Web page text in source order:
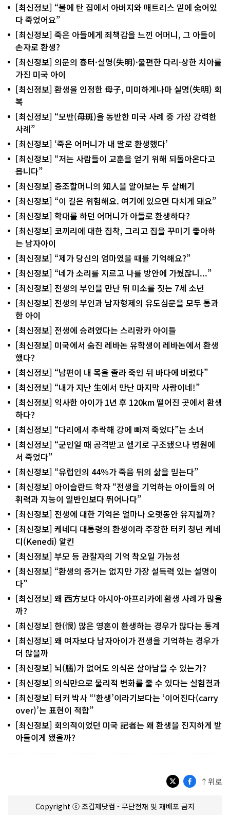
[최신정보] “불에 탄 집에서 아버지와 매트리스 밑에 숨어있
다 죽었어요”
[최신정보] 죽은 아들에게 죄책감을 느낀 어머니, 그 아들이
손자로 환생?
[최신정보] 의문의 흉터·실명(失明)·불편한 다리·상한 치아를
가진 미국 아이
[최신정보] 환생을 인정한 母子, 미미하게나마 실명(失明) 회
복
[최신정보] “모반(母斑)을 동반한 미국 사례 중 가장 강력한
사례”
[최신정보] ‘죽은 어머니가 내 딸로 환생했다’
[최신정보] “저는 사람들이 교훈을 얻기 위해 되돌아온다고
봅니다”
[최신정보] 증조할머니의 知人을 알아보는 두 살배기
[최신정보] “이 길은 위험해요. 여기에 있으면 다치게 돼요”
[최신정보] 학대를 하던 어머니가 아들로 환생하다?
[최신정보] 코끼리에 대한 집착, 그리고 집을 꾸미기 좋아하
는 남자아이
[최신정보] “제가 당신의 엄마였을 때를 기억해요?”
[최신정보] “네가 소리를 지르고 나를 방안에 가뒀잖니...”
[최신정보] 전생의 부인을 만난 뒤 미소를 짓는 7세 소년
[최신정보] 전생의 부인과 남자형제의 유도심문을 모두 통과
한 아이
[최신정보] 전생에 승려였다는 스리랑카 아이들
[최신정보] 미국에서 숨진 레바논 유학생이 레바논에서 환생
했다?
[최신정보] “남편이 내 목을 졸라 죽인 뒤 바다에 버렸다”
[최신정보] “내가 지난 生에서 만난 마지막 사람이네!”
[최신정보] 익사한 아이가 1년 후 120km 떨어진 곳에서 환생
하다?
[최신정보] “다리에서 추락해 강에 빠져 죽었다”는 소녀
[최신정보] “군인일 때 공격받고 헬기로 구조됐으나 병원에
서 죽었다”
[최신정보] “유럽인의 44％가 죽음 뒤의 삶을 믿는다”
[최신정보] 아이슬란드 학자 “전생을 기억하는 아이들의 어
휘력과 지능이 일반인보다 뛰어나다”
[최신정보] 전생에 대한 기억은 얼마나 오랫동안 유지될까?
[최신정보] 케네디 대통령의 환생이라 주장한 터키 청년 케네
디(Kenedi) 알킨
[최신정보] 부모 등 관찰자의 기억 착오일 가능성
[최신정보] “환생의 증거는 없지만 가장 설득력 있는 설명이
다”
[최신정보] 왜 西方보다 아시아·아프리카에 환생 사례가 많을
까?
[최신정보] 한(恨) 많은 영혼이 환생하는 경우가 많다는 통계
[최신정보] 왜 여자보다 남자아이가 전생을 기억하는 경우가
더 많을까
[최신정보] 뇌(腦)가 없어도 의식은 살아남을 수 있는가?
[최신정보] 의식만으로 물리적 변화를 줄 수 있다는 실험결과
[최신정보] 터커 박사 “‘환생’이라기보다는 ‘이어진다(carry
over)’는 표현이 적합”
[최신정보] 회의적이었던 미국 記者는 왜 환생을 진지하게 받
아들이게 됐을까?
↑위로
Copyright ⓒ 조갑제닷컴 - 무단전재 및 재배포 금지